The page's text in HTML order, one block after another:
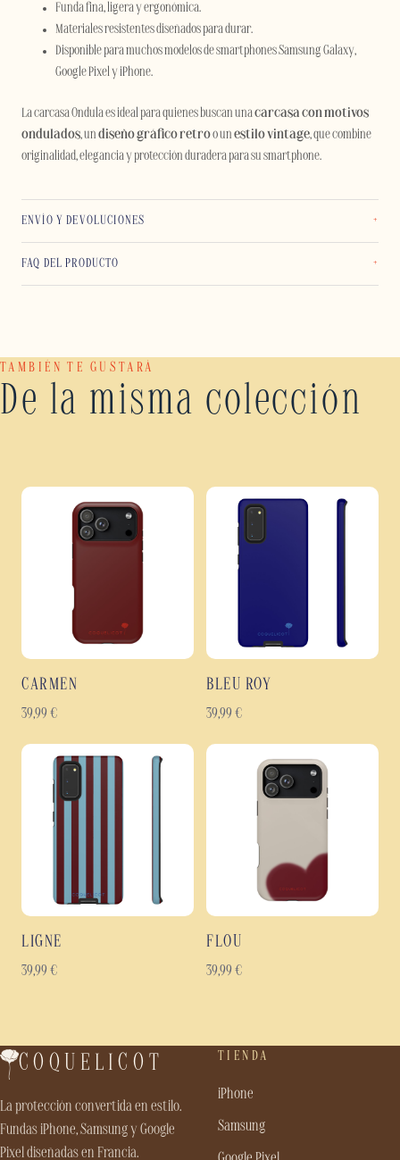
Funda fina, ligera y ergonómica.
Materiales resistentes diseñados para durar.
Disponible para muchos modelos de smartphones Samsung Galaxy,
Google Pixel y iPhone.
La carcasa Ondula es ideal para quienes buscan unacarcasa con motivos
ondulados, un diseño gráfico retroo un estilo vintage, que combine
originalidad, elegancia y protección duradera para su smartphone.
ENVÍO Y DEVOLUCIONES
FAQ DEL PRODUCTO
TAMBIÉN TE GUSTARÁ
De la misma colección
CARMEN
39,99 €
BLEU ROY
39,99 €
LIGNE
39,99 €
FLOU
39,99 €
COQUELICOT
La protección convertida en estilo.
Fundas iPhone, Samsung y Google
Pixel diseñadas en Francia.
TIENDA
iPhone
Samsung